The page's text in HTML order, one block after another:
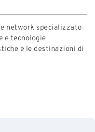
network specializzato
e tecnologie
e le destinazioni di